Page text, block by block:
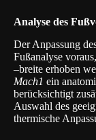
Analyse des
Der Anpassung
Fußanalyse
–breite erhoben
Mach1 ein
berücksichtigt
Auswahl des
thermische